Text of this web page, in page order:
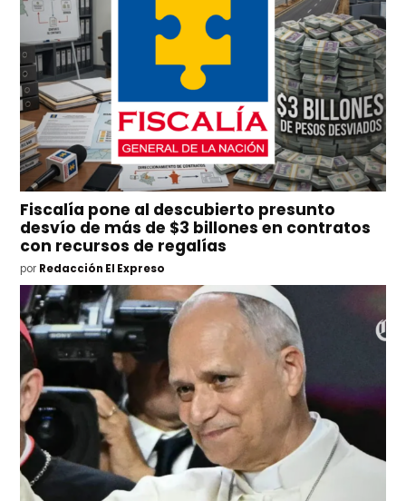
Fiscalía pone al descubierto presunto
desvío de más de $3 billones en contratos
con recursos de regalías
por Redacción El Expreso